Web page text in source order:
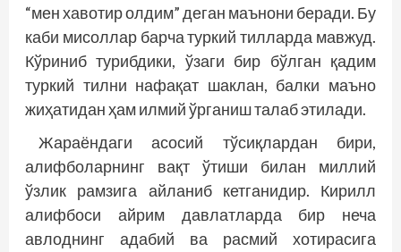
“мен хавотир олдим” деган маънони беради. Бу
каби мисоллар барча туркий тилларда мавжуд.
Кўриниб турибдики, ўзаги бир бўлган қадим
туркий тилни нафақат шаклан, балки маъно
жиҳатидан ҳам илмий ўрганиш талаб этилади.
Жараёндаги асосий тўсиқлардан бири,
алифболарнинг вақт ўтиши билан миллий
ўзлик рамзига айланиб кетганидир. Кирилл
алифбоси айрим давлатларда бир неча
авлоднинг адабий ва расмий хотирасига